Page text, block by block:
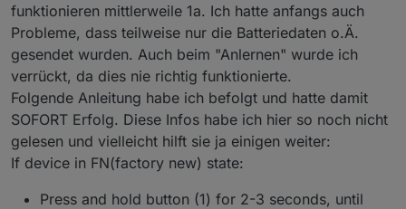
funktionieren mittlerweile 1a. Ich hatte anfangs auch
Probleme, dass teilweise nur die Batteriedaten o.Ä.
gesendet wurden. Auch beim "Anlernen" wurde ich
verrückt, da dies nie richtig funktionierte.
Folgende Anleitung habe ich befolgt und hatte damit
SOFORT Erfolg. Diese Infos habe ich hier so noch nicht
gelesen und vielleicht hilft sie ja einigen weiter:
If device in FN(factory new) state:
Press and hold button (1) for 2-3 seconds, until